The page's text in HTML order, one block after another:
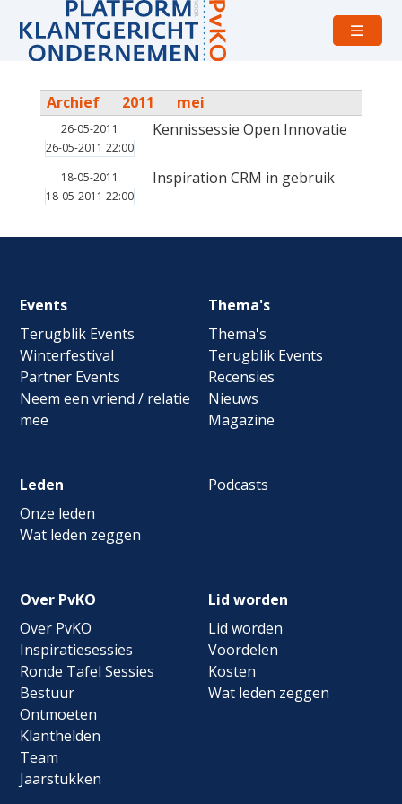
Open
Archief 2011 mei
26-05-2011
26-05-2011 22:00
Kennissessie Open Innovatie
18-05-2011
18-05-2011 22:00
Inspiration CRM in gebruik
Footer
navigation
Events
Terugblik Events
Winterfestival
Partner Events
Neem een vriend / relatie
mee
Thema's
Thema's
Terugblik Events
Recensies
Nieuws
Magazine
Leden
Onze leden
Wat leden zeggen
Podcasts
Over PvKO
Over PvKO
Inspiratiesessies
Ronde Tafel Sessies
Bestuur
Ontmoeten
Klanthelden
Team
Jaarstukken
Lid worden
Lid worden
Voordelen
Kosten
Wat leden zeggen